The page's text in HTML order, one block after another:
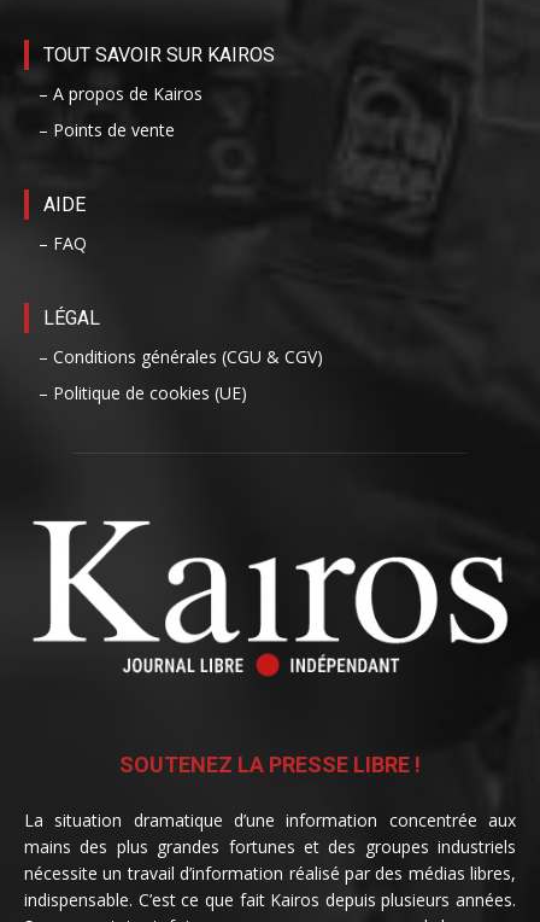
TOUT SAVOIR SUR KAIROS
– A propos de Kairos
– Points de vente
AIDE
– FAQ
LÉGAL
– Conditions générales (CGU & CGV)
– Politique de cookies (UE)
SOUTENEZ LA PRESSE LIBRE !
La situation dramatique d’une information concentrée aux
mains des plus grandes fortunes et des groupes industriels
nécessite un travail d’information réalisé par des médias libres,
indispensable. C’est ce que fait Kairos depuis plusieurs années.